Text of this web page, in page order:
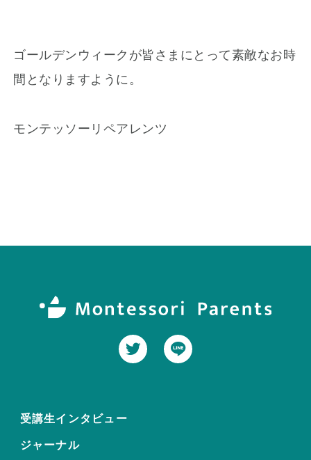
ゴールデンウィークが皆さまにとって素敵なお時
間となりますように。
モンテッソーリペアレンツ
受講生インタビュー
ジャーナル